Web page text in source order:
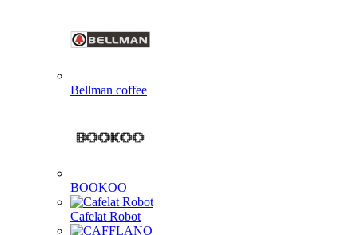
Bellman coffee
BOOKOO
Cafelat Robot